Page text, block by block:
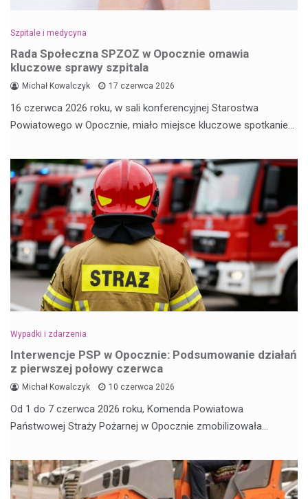
Szpitale i medycyna
Rada Społeczna SPZOZ w Opocznie omawia
kluczowe sprawy szpitala
Michał Kowalczyk 17 czerwca 2026
16 czerwca 2026 roku, w sali konferencyjnej Starostwa
Powiatowego w Opocznie, miało miejsce kluczowe spotkanie…
Wypadki i zdarzenia
Interwencje PSP w Opocznie: Podsumowanie działań
z pierwszej połowy czerwca
Michał Kowalczyk 10 czerwca 2026
Od 1 do 7 czerwca 2026 roku, Komenda Powiatowa
Państwowej Straży Pożarnej w Opocznie zmobilizowała…